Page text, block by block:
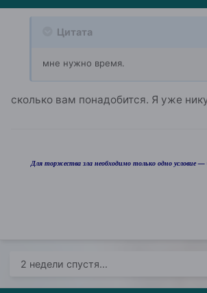
Цитата
мне нужно время.
сколько вам понадобится. Я уже
Для торжества зла необходимо только одно условие
2 недели спустя...